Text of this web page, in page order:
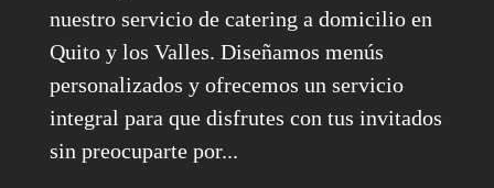
nuestro servicio de catering a domicilio en
Quito y los Valles. Diseñamos menús
personalizados y ofrecemos un servicio
integral para que disfrutes con tus invitados
sin preocuparte por...